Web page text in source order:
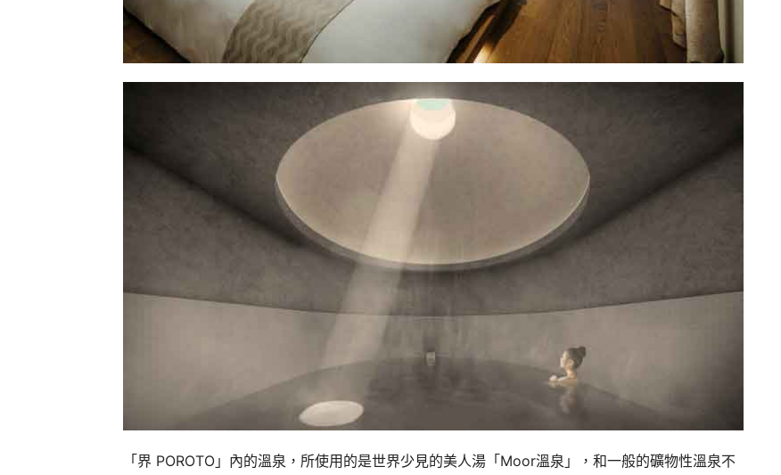
「界 POROTO」內的溫泉，所使用的是世界少見的美人湯「Moor溫泉」，和一般的礦物性溫泉不